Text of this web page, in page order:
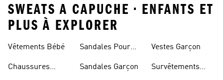
SWEATS A CAPUCHE • ENFANTS ET
PLUS À EXPLORER
Vêtements Bébé
Chaussures
Sandales Pour
Sandales Garçon
Vestes Garçon
Survêtements